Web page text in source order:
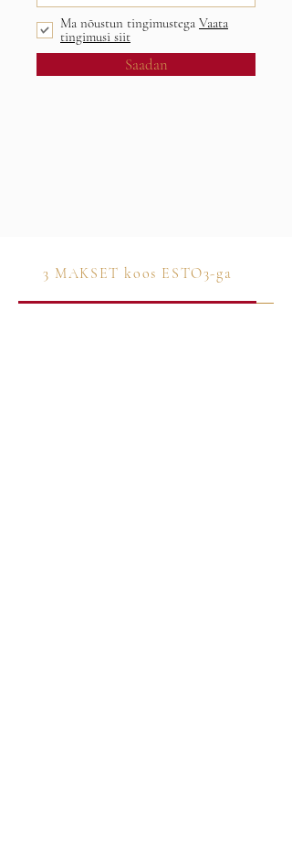
Ma nõustun tingimustega Vaata
tingimusi siit
Saadan
3 MAKSET koos ESTO3-ga